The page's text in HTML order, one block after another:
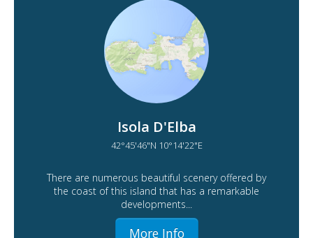
Isola D'Elba
42°45'46"N 10°14'22"E
There are numerous beautiful scenery offered by
the coast of this island that has a remarkable
developments...
More Info